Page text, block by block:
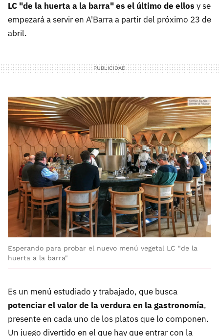
LC "de la huerta a la barra" es el último de ellos y se
empezará a servir en A'Barra a partir del próximo 23 de
abril.
Esperando para probar el nuevo menú vegetal LC "de la
huerta a la barra"
Es un menú estudiado y trabajado, que busca
potenciar el valor de la verdura en la gastronomía,
presente en cada uno de los platos que lo componen.
Un juego divertido en el que hay que entrar con la